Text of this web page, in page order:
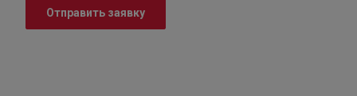
Отправить заявку